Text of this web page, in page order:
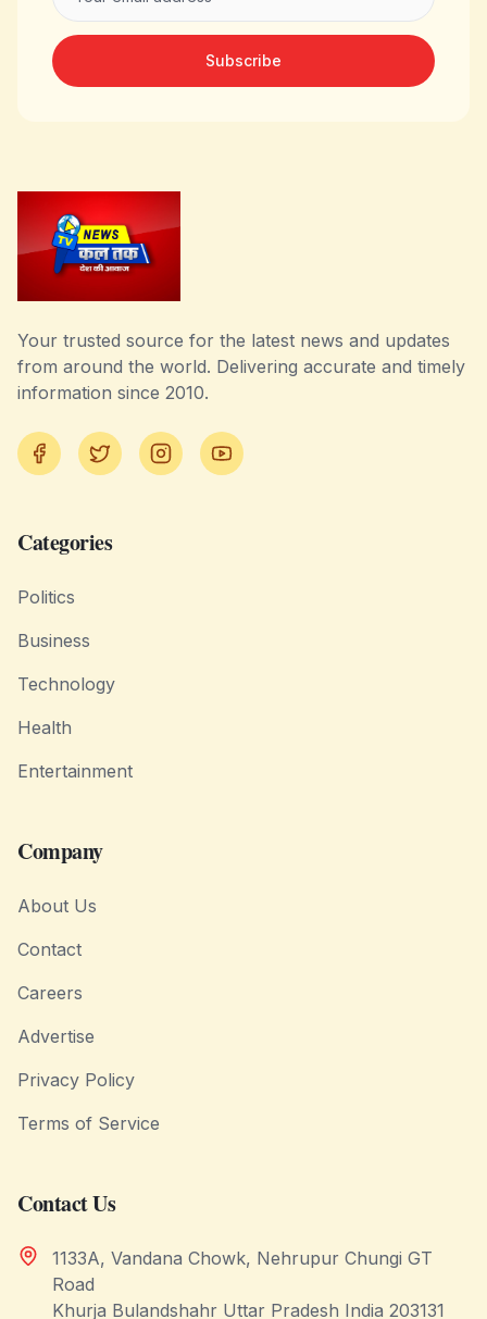
Subscribe
Your trusted source for the latest news and updates
from around the world. Delivering accurate and timely
information since 2010.
FacebookTwitter InstagramYouTube
Categories
Politics
Business
Technology
Health
Entertainment
Company
About Us
Contact
Careers
Advertise
Privacy Policy
Terms of Service
Contact Us
1133A, Vandana Chowk, Nehrupur Chungi GT
Road
Khurja Bulandshahr Uttar Pradesh India 203131